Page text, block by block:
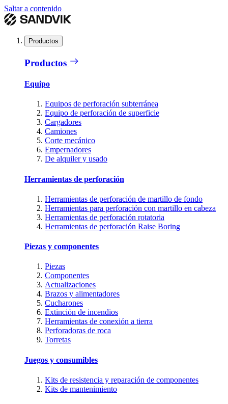
Saltar a contenido
Productos
Productos
Equipo
Equipos de perforación subterránea
Equipo de perforación de superficie
Cargadores
Camiones
Corte mecánico
Empernadores
De alquiler y usado
Herramientas de perforación
Herramientas de perforación de martillo de fondo
Herramientas para perforación con martillo en cabeza
Herramientas de perforación rotatoria
Herramientas de perforación Raise Boring
Piezas y componentes
Piezas
Componentes
Actualizaciones
Brazos y alimentadores
Cucharones
Extinción de incendios
Herramientas de conexión a tierra
Perforadoras de roca
Torretas
Juegos y consumibles
Kits de resistencia y reparación de componentes
Kits de mantenimiento